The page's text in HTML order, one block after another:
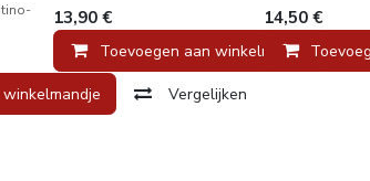
Vergelijken
13,90€
Toevoegen aan winkelmandje
14,50 €